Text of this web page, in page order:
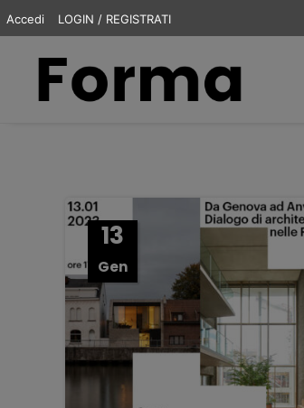
Accedi LOGIN / REGISTRATI
13
Gen